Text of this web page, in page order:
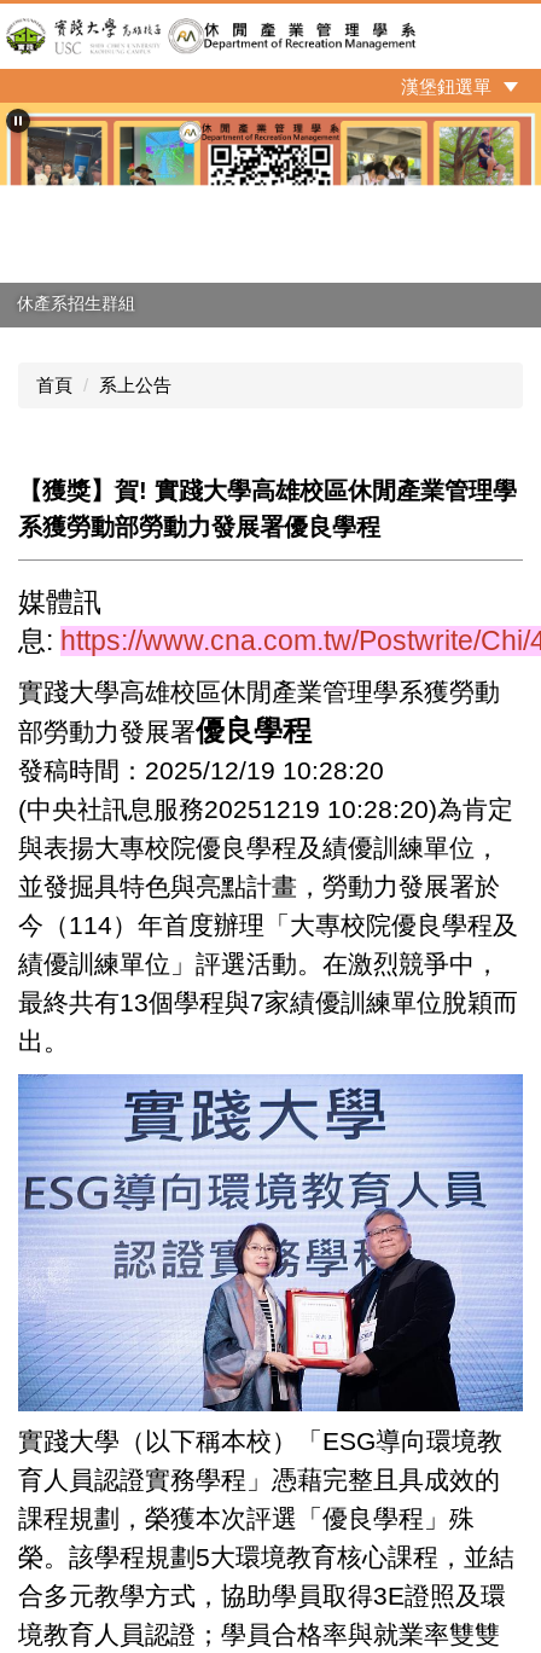
跳
到
主
內
容
區
漢堡鈕選單
休產系招生群組
首頁 系上公告
【獲獎】賀! 實踐大學高雄校區休閒產業管理學
系獲勞動部勞動力發展署優良學程
媒體訊
息: https://www.cna.com.tw/Postwrite/Chi/
實踐大學高雄校區休閒產業管理學系獲勞動
部勞動力發展署優良學程
發稿時間：2025/12/19 10:28:20
(中央社訊息服務20251219 10:28:20)為肯定
與表揚大專校院優良學程及績優訓練單位，
並發掘具特色與亮點計畫，勞動力發展署於
今（114）年首度辦理「大專校院優良學程及
績優訓練單位」評選活動。在激烈競爭中，
最終共有13個學程與7家績優訓練單位脫穎而
出。
實踐大學（以下稱本校）「ESG導向環境教
育人員認證實務學程」憑藉完整且具成效的
課程規劃，榮獲本次評選「優良學程」殊
榮。該學程規劃5大環境教育核心課程，並結
合多元教學方式，協助學員取得3E證照及環
境教育人員認證；學員合格率與就業率雙雙